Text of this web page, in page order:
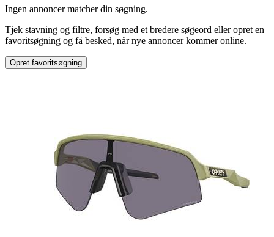
Bælte
Ingen annoncer matcher din søgning.
Tjek stavning og filtre, forsøg med et bredere søgeord eller opret en
favoritsøgning og få besked, når nye annoncer kommer online.
Opret favoritsøgning